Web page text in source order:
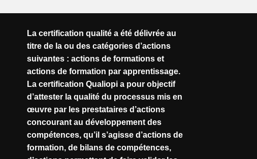
La certification qualité a été délivrée au
titre de la ou des catégories d’actions
suivantes : actions de formations et
actions de formation par apprentissage.
La certification Qualiopi a pour objectif
d’attester la qualité du processus mis en
œuvre par les prestataires d’actions
concourant au développement des
compétences, qu’il s’agisse d’actions de
formation, de bilans de compétences,